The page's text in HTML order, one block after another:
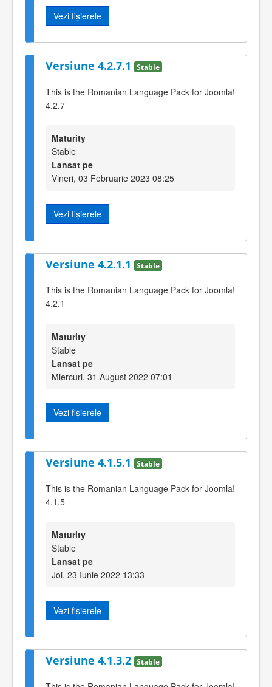
Vezi fișierele
Versiune 4.2.7.1 Stable
This is the Romanian Language Pack for Joomla!
4.2.7
Maturity
Stable
Lansat pe
Vineri, 03 Februarie 2023 08:25
Vezi fișierele
Versiune 4.2.1.1 Stable
This is the Romanian Language Pack for Joomla!
4.2.1
Maturity
Stable
Lansat pe
Miercuri, 31 August 2022 07:01
Vezi fișierele
Versiune 4.1.5.1 Stable
This is the Romanian Language Pack for Joomla!
4.1.5
Maturity
Stable
Lansat pe
Joi, 23 Iunie 2022 13:33
Vezi fișierele
Versiune 4.1.3.2 Stable